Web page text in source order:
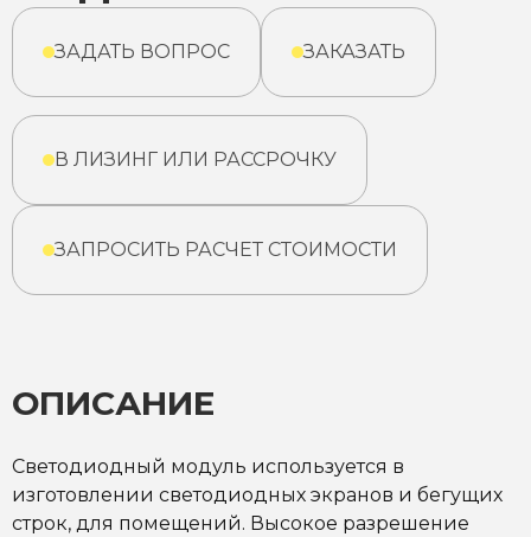
ЗАДАТЬ ВОПРОС ЗАКАЗАТЬ
В ЛИЗИНГ ИЛИ РАССРОЧКУ
ЗАПРОСИТЬ РАСЧЕТ СТОИМОСТИ
ОПИСАНИЕ
Светодиодный модуль используется в
изготовлении светодиодных экранов и бегущих
строк, для помещений. Высокое разрешение